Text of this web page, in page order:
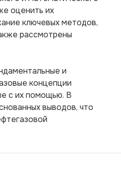
оценить их
ключевых методов,
рассмотрены
и
концепции
с их помощью. В
выводов, что